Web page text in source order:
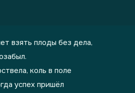
взять плоды без дела,
коль в поле
успех пришёл